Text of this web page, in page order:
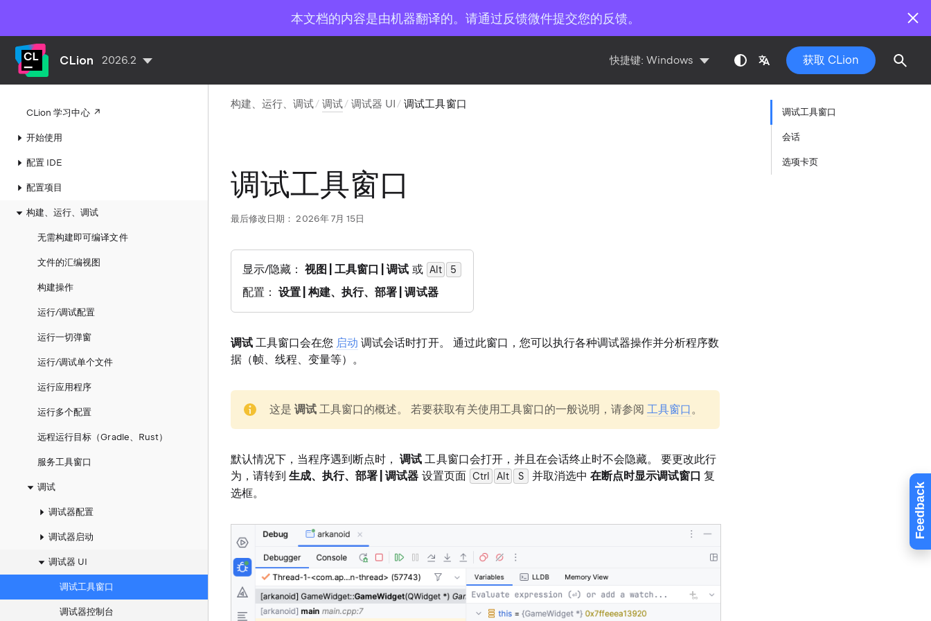
本文档的内容是由机器翻译的。请通过反馈微件提交您的反馈。
Feedback
CLion 2026.2 快捷键: Windows 获取 CLion
CLion 学习中心
开始使用
配置 IDE
配置项目
构建、运行、调试
无需构建即可编译文件
文件的汇编视图
构建操作
运行/调试配置
运行一切弹窗
运行/调试单个文件
运行应用程序
运行多个配置
远程运行目标（Gradle、Rust）
服务工具窗口
调试
调试器配置
调试器启动
调试器 UI
调试工具窗口
调试器控制台
构建、运行、调试 调试 调试器 UI 调试工具窗口
调试工具窗口
最后修改日期： 2026年 7月 15日
显示/隐藏：视图 | 工具窗口 | 调试 或 Alt 0
5
配置：设置 | 构建、执行、部署 | 调试器
调试 工具窗口会在您 启动 调试会话时打开。 通过此窗口，您可以执行各种调试器操作并分析程序数
据（帧、线程、变量等）。
这是调试 工具窗口的概述。 若要获取有关使用工具窗口的一般说明，请参阅 工具窗口。
默认情况下，当程序遇到断点时，调试 工具窗口会打开，并且在会话终止时不会隐藏。 要更改此行
为，请转到生成、执行、部署 | 调试器 设置页面 Ctrl Alt 0
S 并取消选中在断点时显示调试窗口 复
选框。
调试工具窗口
会话
选项卡页